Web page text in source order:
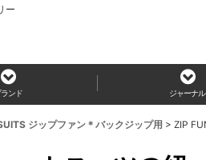
ー
ランド ジャーナル
ジップファン＊バックジップ用 > ZIP